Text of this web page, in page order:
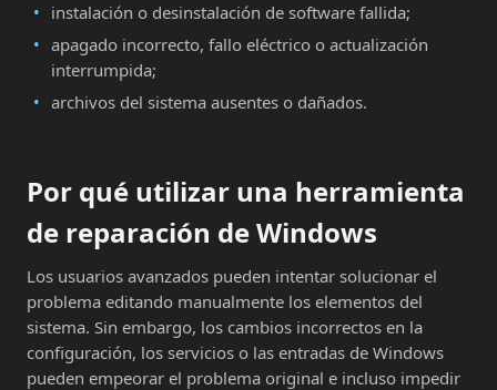
instalación o desinstalación de software fallida;
apagado incorrecto, fallo eléctrico o actualización
interrumpida;
archivos del sistema ausentes o dañados.
Por qué utilizar una herramienta
de reparación de Windows
Los usuarios avanzados pueden intentar solucionar el
problema editando manualmente los elementos del
sistema. Sin embargo, los cambios incorrectos en la
configuración, los servicios o las entradas de Windows
pueden empeorar el problema original e incluso impedir